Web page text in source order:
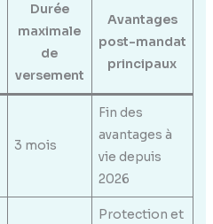
Durée
maximale
de
versement
Avantages
post-mandat
principaux
3 mois
Fin des
avantages à
vie depuis
2026
Protection et